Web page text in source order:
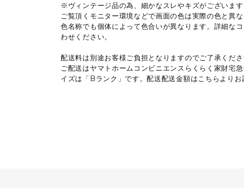
※ヴィンテージ品の為、細かなスレやキズがございま
ご覧頂くモニター環境などで画面の色は実際の色と異
色名称でも個体によって色合いが異なります。詳細な
わせください。
配送料は別途お客様ご負担となりますのでご了承くださ
ご配送はヤマトホームコンビニエンスらくらく家財宅
イズは「Bランク」です。配送配送金額はこちらよりお